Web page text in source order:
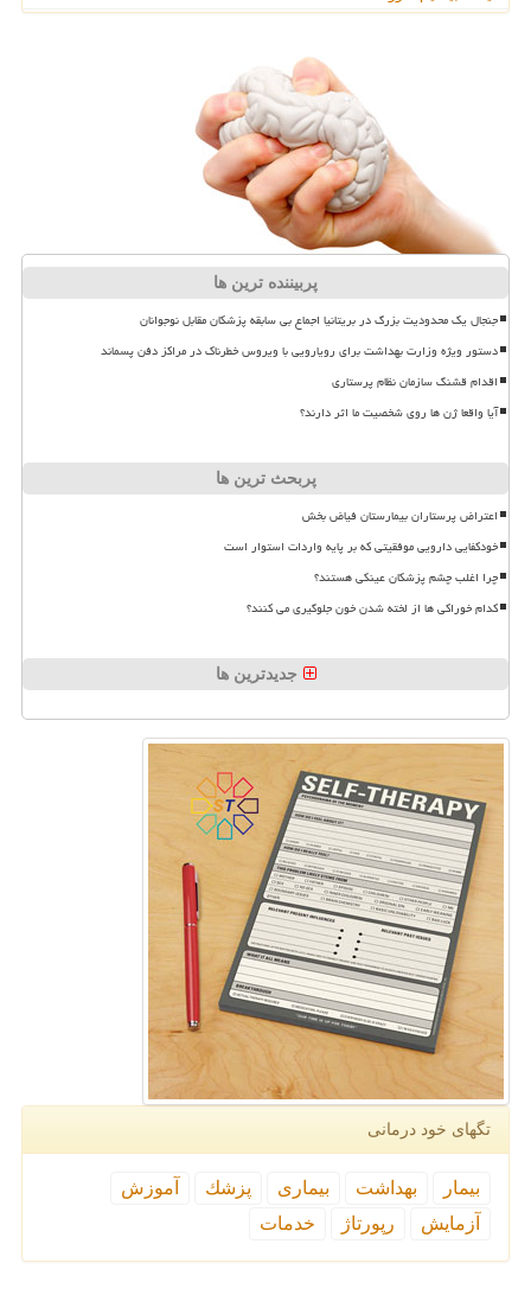
پربیننده ترین ها
جنجال یک محدودیت بزرگ در بریتانیا اجماع بی سابقه پزشکان مقابل نوجوانان
دستور ویژه وزارت بهداشت برای رویارویی با ویروس خطرناک در مراکز دفن پسماند
اقدام قشنگ سازمان نظام پرستاری
آیا واقعا ژن ها روی شخصیت ما اثر دارند؟
پربحث ترین ها
اعتراض پرستاران بیمارستان فیاض بخش
خودکفایی دارویی موفقیتی که بر پایه واردات استوار است
چرا اغلب چشم پزشکان عینکی هستند؟
کدام خوراکی ها از لخته شدن خون جلوگیری می کنند؟
جدیدترین ها
تگهای خود درمانی
بیمار بهداشت بیماری پزشك
آموزش
آزمایش
رپورتاژ خدمات